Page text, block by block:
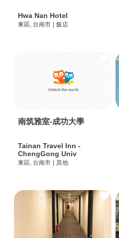
Hwa Nan Hotel
東區, 台南市 | 飯店
南筑雅室-成功大學
Tainan Travel Inn -
ChengGong Univ
東區, 台南市 | 其他